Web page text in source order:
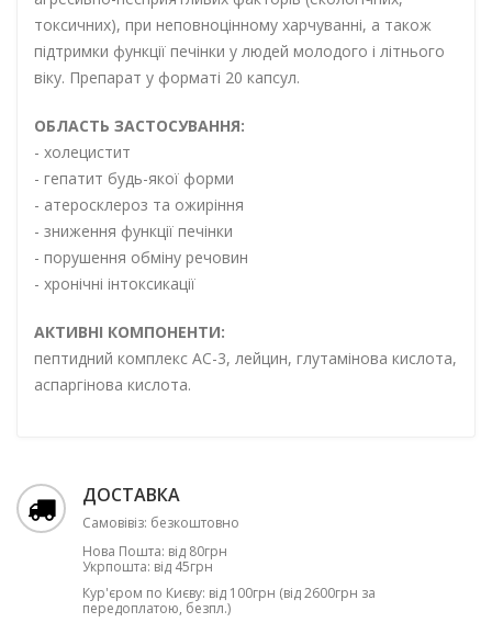
токсичних), при неповноцінному харчуванні, а також
підтримки функції печінки у людей молодого і літнього
віку. Препарат у форматі 20 капсул.
ОБЛАСТЬ ЗАСТОСУВАННЯ:
- холецистит
- гепатит будь-якої форми
- атеросклероз та ожиріння
- зниження функції печінки
- порушення обміну речовин
- хронічні інтоксикації
АКТИВНІ КОМПОНЕНТИ:
пептидний комплекс АС-3, лейцин, глутамінова кислота,
аспаргінова кислота.
ДОСТАВКА
Самовівіз: безкоштовно
Нова Пошта: від 80грн
Укрпошта: від 45грн
Кур'єром по Києву: від 100грн (від 2600грн за
передоплатою, безпл.)